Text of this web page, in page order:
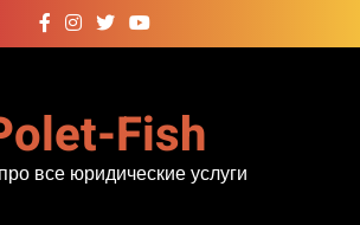
Fish
все юридические услуги